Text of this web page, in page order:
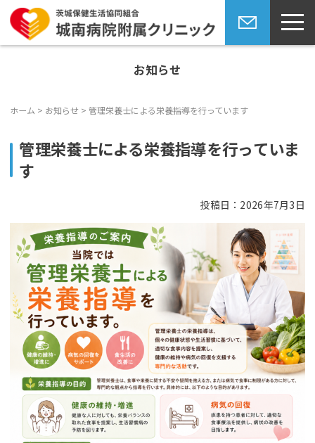
Skip お問い合
お知らせ
ホーム > お知らせ > 管理栄養士による栄養指導を行っています
管理栄養士による栄養指導を行っていま
す
投稿日：2026年7月3日